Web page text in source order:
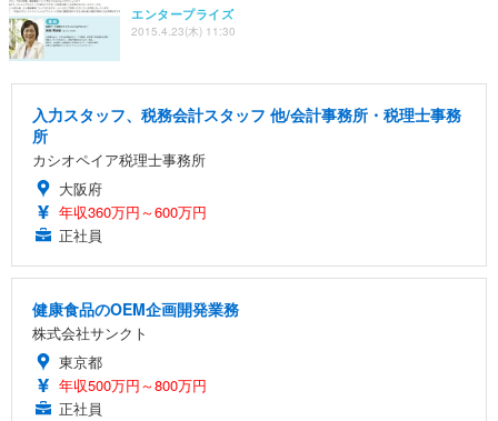
エンタープライズ
2015.4.23(木) 11:30
入力スタッフ、税務会計スタッフ 他/会計事務所・税理士事務
所
カシオペイア税理士事務所
大阪府
年収360万円～600万円
正社員
健康食品のOEM企画開発業務
株式会社サンクト
東京都
年収500万円～800万円
正社員